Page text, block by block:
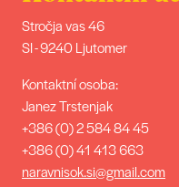
Stročja vas 46
SI - 9240 Ljutomer
Kontaktní osoba:
Janez Trstenjak
+386 (0) 2 584 84 45
+386 (0) 41 413 663
naravnisok.si@gmail.com